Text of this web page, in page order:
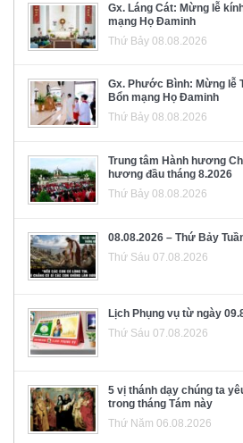
Gx. Láng Cát: Mừng lễ
mạng Họ Đaminh
Thứ Bảy 08.08.2026
Gx. Phước Bình: Mừng lễ
Bổn mạng Họ Đaminh
Thứ Bảy 08.08.2026
Trung tâm Hành hương
hương đầu tháng 8.2026
Thứ Bảy 08.08.2026
08.08.2026 – Thứ Bảy
Thứ Sáu 07.08.2026
Lịch Phụng vụ từ ngày
Thứ Sáu 07.08.2026
5 vị thánh dạy chúng ta
trong tháng Tám này
Thứ Năm 06.08.2026